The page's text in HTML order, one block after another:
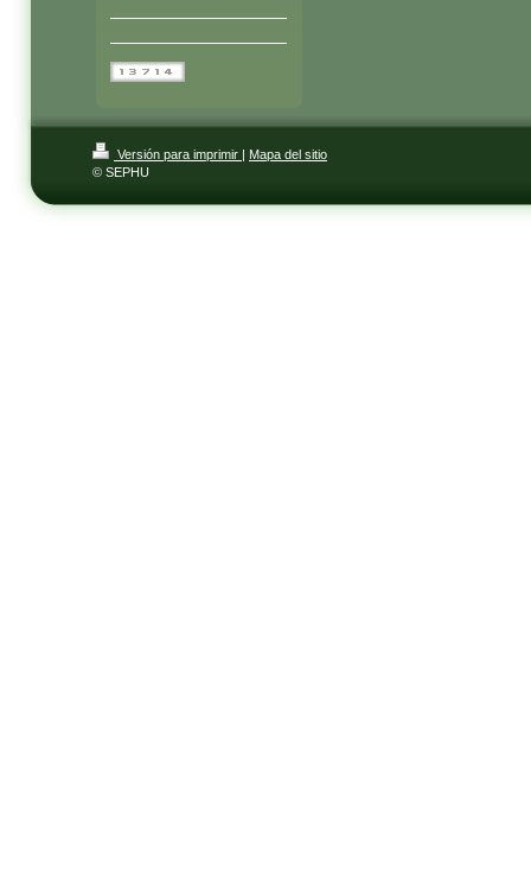
Versión para imprimir | Mapa del sitio
© SEPHU